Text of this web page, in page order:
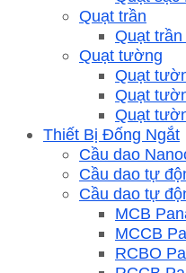
Quạt trần
Quạt
Quạt tường
Quạt
Quạt
Quạt
Thiết Bị Đống Ngắt
Cầu dao
Cầu dao tự
Cầu dao tự
MCB
MCCB
RCBO